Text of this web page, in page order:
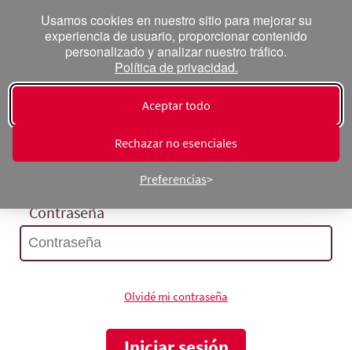
Usamos cookies en nuestro sitio para mejorar su
experiencia de usuario, proporcionar contenido
personalizado y analizar nuestro tráfico.
Política de privacidad.
Aceptar todo
Rechazar no esenciales
Preferencias
Inicia sesión
Contraseña
Olvidé mi contraseña